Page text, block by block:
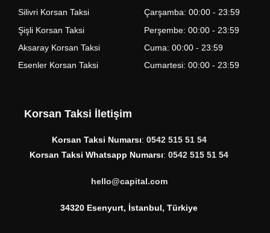
Silivri Korsan Taksi
Şişli Korsan Taksi
Aksaray Korsan Taksi
Esenler Korsan Taksi
Çarşamba: 00:00 - 23:59
Perşembe: 00:00 - 23:59
Cuma: 00:00 - 23:59
Cumartesi: 00:00 - 23:59
Korsan Taksi İletişim
Korsan Taksi Numarsı: 0542 515 51 54
Korsan Taksi Whatsapp Numarsı: 0542 515 51 54
hello@capital.com
34320 Esenyurt, İstanbul, Türkiye